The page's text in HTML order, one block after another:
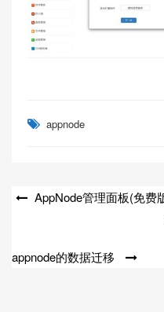
appnode
文 AppNode管理面板(免费
appnode的数据迁移